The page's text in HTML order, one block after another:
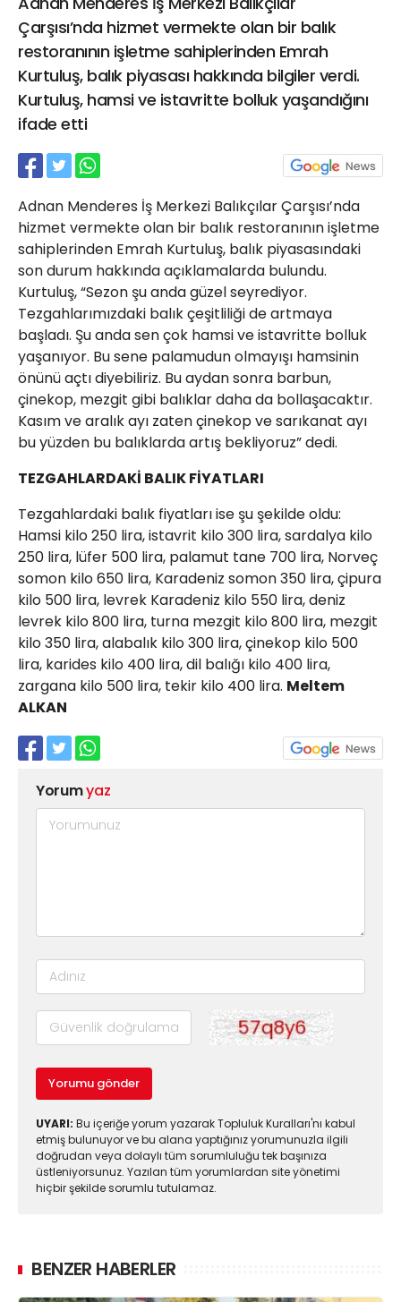
Çarşısı’nda hizmet vermekte olan bir balık
restoranının işletme sahiplerinden Emrah
Kurtuluş, balık piyasası hakkında bilgiler verdi.
Kurtuluş, hamsi ve istavritte bolluk yaşandığını
ifade etti
Adnan Menderes İş Merkezi Balıkçılar Çarşısı’nda
hizmet vermekte olan bir balık restoranının işletme
sahiplerinden Emrah Kurtuluş, balık piyasasındaki
son durum hakkında açıklamalarda bulundu.
Kurtuluş, “Sezon şu anda güzel seyrediyor.
Tezgahlarımızdaki balık çeşitliliği de artmaya
başladı. Şu anda sen çok hamsi ve istavritte bolluk
yaşanıyor. Bu sene palamudun olmayışı hamsinin
önünü açtı diyebiliriz. Bu aydan sonra barbun,
çinekop, mezgit gibi balıklar daha da bollaşacaktır.
Kasım ve aralık ayı zaten çinekop ve sarıkanat ayı
bu yüzden bu balıklarda artış bekliyoruz” dedi.
TEZGAHLARDAKİ BALIK FİYATLARI
Tezgahlardaki balık fiyatları ise şu şekilde oldu:
Hamsi kilo 250 lira, istavrit kilo 300 lira, sardalya kilo
250 lira, lüfer 500 lira, palamut tane 700 lira, Norveç
somon kilo 650 lira, Karadeniz somon 350 lira, çipura
kilo 500 lira, levrek Karadeniz kilo 550 lira, deniz
levrek kilo 800 lira, turna mezgit kilo 800 lira, mezgit
kilo 350 lira, alabalık kilo 300 lira, çinekop kilo 500
lira, karides kilo 400 lira, dil balığı kilo 400 lira,
zargana kilo 500 lira, tekir kilo 400 lira. Meltem
ALKAN
Yorumyaz
Yorumu gönder
UYARI: Bu içeriğe yorum yazarak Topluluk Kuralları'nı kabul
etmiş bulunuyor ve bu alana yaptığınız yorumunuzla ilgili
doğrudan veya dolaylı tüm sorumluluğu tek başınıza
üstleniyorsunuz. Yazılan tüm yorumlardan site yönetimi
hiçbir şekilde sorumlu tutulamaz.
BENZER HABERLER
21 Gölcük
02624132333
haber@golcukpostasi.com